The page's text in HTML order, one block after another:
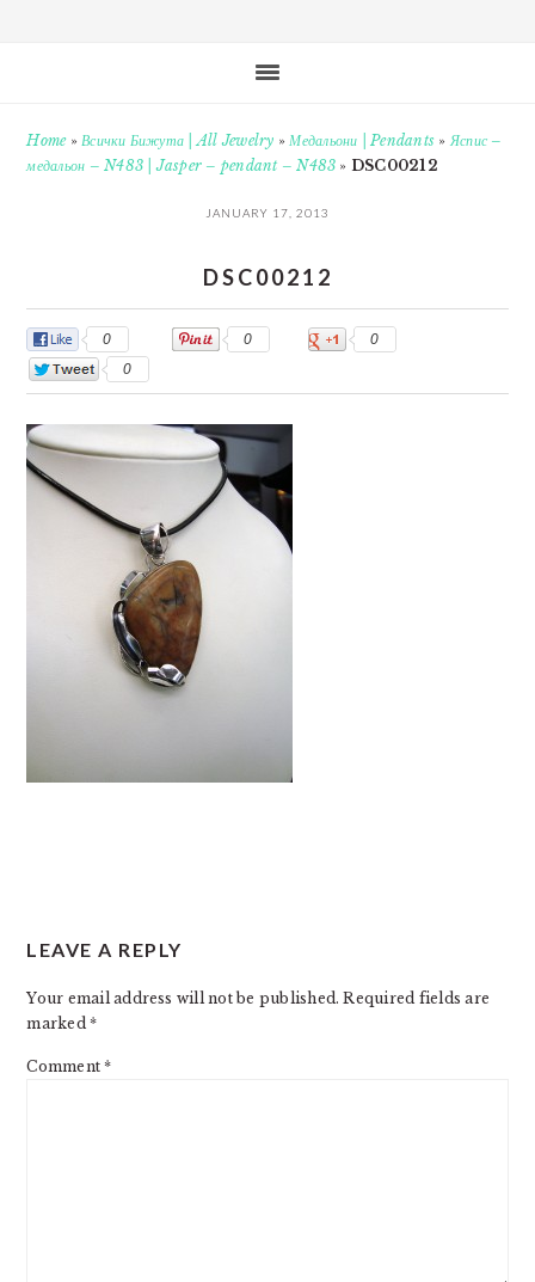
Home»Всички Бижута | All Jewelry »Медальони | Pendants »Яспис –
медальон – N483 | Jasper – pendant – N483 » DSC00212
JANUARY 17, 2013
DSC00212
0 0
0
0
INTERACTIONS
LEAVE A REPLY
Your email address will not be published. Required fields are
marked*
Comment*